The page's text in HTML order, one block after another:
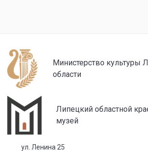
Министерство культуры
области
Липецкий областной
музей
ул. Ленина 25